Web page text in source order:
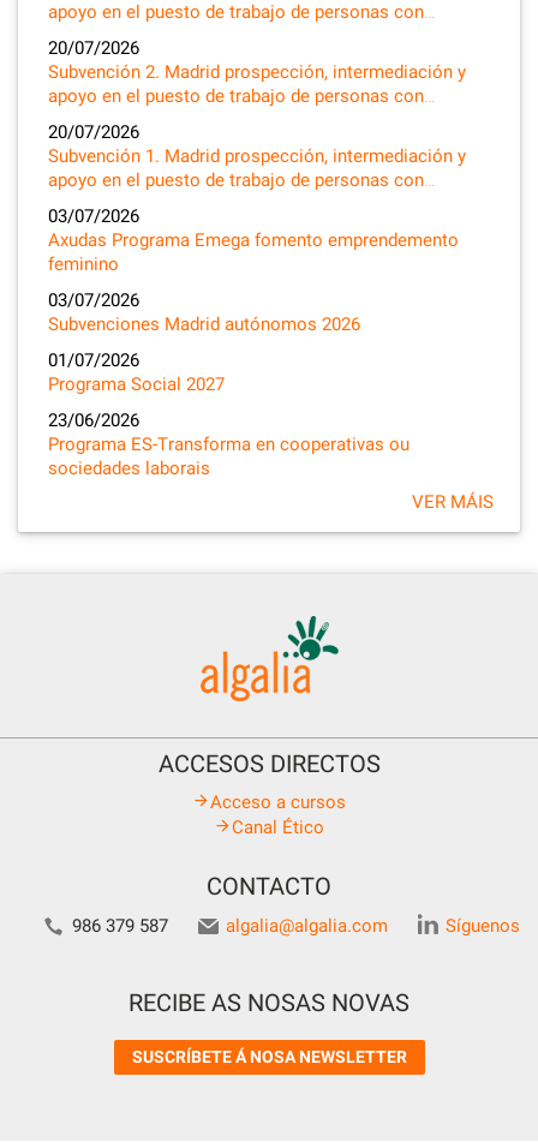
apoyo en el puesto de trabajo de personas con…
20/07/2026
Subvención 2. Madrid prospección, intermediación y
apoyo en el puesto de trabajo de personas con…
20/07/2026
Subvención 1. Madrid prospección, intermediación y
apoyo en el puesto de trabajo de personas con…
03/07/2026
Axudas Programa Emega fomento emprendemento
feminino
03/07/2026
Subvenciones Madrid autónomos 2026
01/07/2026
Programa Social 2027
23/06/2026
Programa ES-Transforma en cooperativas ou
sociedades laborais
VER MÁIS
ACCESOS DIRECTOS
Acceso a cursos
Canal Ético
CONTACTO
986 379 587 algalia@algalia.com Síguenos
RECIBE AS NOSAS NOVAS
SUSCRÍBETE Á NOSA NEWSLETTER